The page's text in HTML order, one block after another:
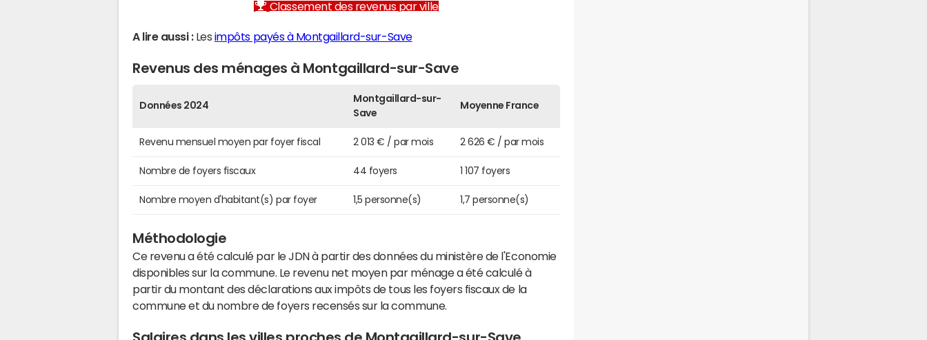
Classement des revenus par ville
A lire aussi :Les impôts payés à Montgaillard-sur-Save
Revenus des ménages à Montgaillard-sur-Save
Données 2024
Montgaillard-sur-
Save
Moyenne France
Revenu mensuel moyen par foyer fiscal 2 013 € / par mois 2 626 € / par mois
Nombre de foyers fiscaux 44 foyers 1 107 foyers
Nombre moyen d'habitant(s) par foyer 1,5 personne(s) 1,7 personne(s)
Méthodologie
Ce revenu a été calculé par le JDN à partir des données du ministère de l'Economie
disponibles sur la commune. Le revenu net moyen par ménage a été calculé à
partir du montant des déclarations aux impôts de tous les foyers fiscaux de la
commune et du nombre de foyers recensés sur la commune.
Salaires dans les villes proches de Montgaillard-sur-Save